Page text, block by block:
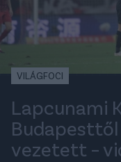
VILÁGFOCI
Lapcunami
vezetett –